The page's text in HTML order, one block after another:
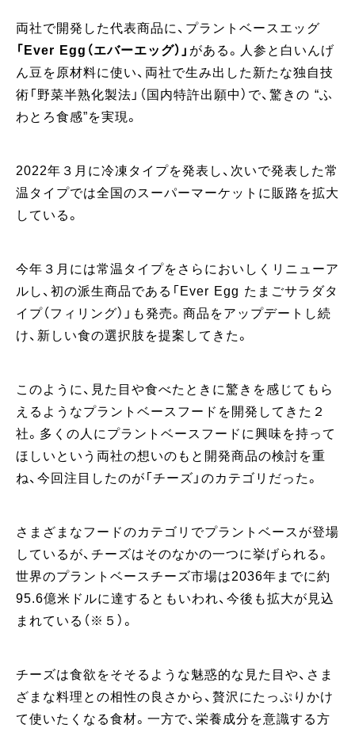
両社で開発した代表商品に、プラントベースエッグ
「Ever Egg（エバーエッグ）」 がある。人参と白いんげ
ん豆を原材料に使い、両社で生み出した新たな独自技
術「野菜半熟化製法」（国内特許出願中）で、驚きの “ふ
わとろ食感”を実現。
2022年３月に冷凍タイプを発表し、次いで発表した常
温タイプでは全国のスーパーマーケットに販路を拡大
している。
今年３月には常温タイプをさらにおいしくリニューア
ルし、初の派生商品である「Ever Egg たまごサラダタ
イプ（フィリング）」も発売。商品をアップデートし続
け、新しい食の選択肢を提案してきた。
このように、見た目や食べたときに驚きを感じてもら
えるようなプラントベースフードを開発してきた２
社。多くの人にプラントベースフードに興味を持って
ほしいという両社の想いのもと開発商品の検討を重
ね、今回注目したのが「チーズ」のカテゴリだった。
さまざまなフードのカテゴリでプラントベースが登場
しているが、チーズはそのなかの一つに挙げられる。
世界のプラントベースチーズ市場は2036年までに約
95.6億米ドルに達するともいわれ、今後も拡大が見込
まれている（※５）。
チーズは食欲をそそるような魅惑的な見た目や、さま
ざまな料理との相性の良さから、贅沢にたっぷりかけ
て使いたくなる食材。一方で、栄養成分を意識する方